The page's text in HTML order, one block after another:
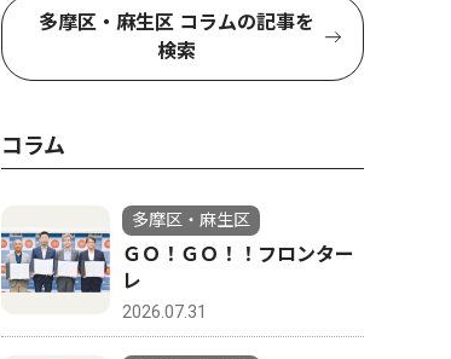
多摩区・麻生区 コラムの記事を
検索
コラム
多摩区・麻生区
ＧＯ！ＧＯ！！フロンター
レ
2026.07.31